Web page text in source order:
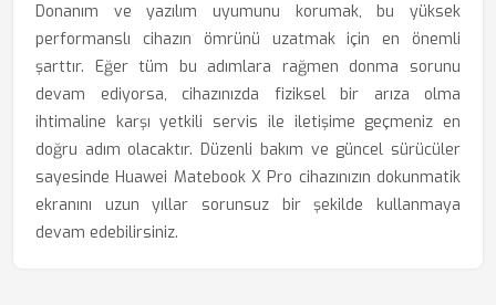
Donanım ve yazılım uyumunu korumak, bu yüksek
performanslı cihazın ömrünü uzatmak için en önemli
şarttır. Eğer tüm bu adımlara rağmen donma sorunu
devam ediyorsa, cihazınızda fiziksel bir arıza olma
ihtimaline karşı yetkili servis ile iletişime geçmeniz en
doğru adım olacaktır. Düzenli bakım ve güncel sürücüler
sayesinde Huawei Matebook X Pro cihazınızın dokunmatik
ekranını uzun yıllar sorunsuz bir şekilde kullanmaya
devam edebilirsiniz.